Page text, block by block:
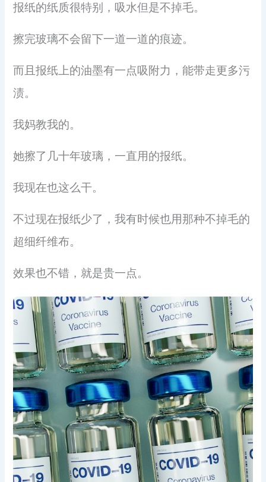
报纸的纸质很特别，吸水但是不掉毛。
擦完玻璃不会留下一道一道的痕迹。
而且报纸上的油墨有一点吸附力，能带走更多污
渍。
我妈教我的。
她擦了几十年玻璃，一直用的报纸。
我现在也这么干。
不过现在报纸少了，我有时候也用那种不掉毛的
超细纤维布。
效果也不错，就是贵一点。